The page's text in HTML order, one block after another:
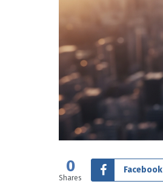
0
Shares
Facebook